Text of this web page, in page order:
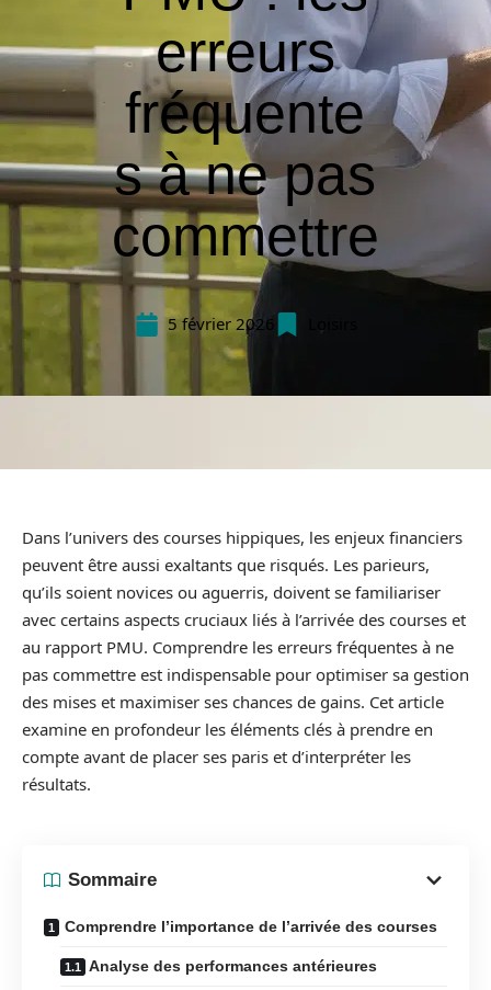
erreurs
fréquente
s à ne pas
commettre
5 février 2026
Dans l’univers des courses hippiques, les enjeux financiers
peuvent être aussi exaltants que risqués. Les parieurs,
qu’ils soient novices ou aguerris, doivent se familiariser
avec certains aspects cruciaux liés à l’arrivée des courses et
au rapport PMU. Comprendre les erreurs fréquentes à ne
pas commettre est indispensable pour optimiser sa gestion
des mises et maximiser ses chances de gains. Cet article
examine en profondeur les éléments clés à prendre en
compte avant de placer ses paris et d’interpréter les
résultats.
Sommaire
Comprendre l’importance de l’arrivée des courses
Analyse des performances antérieures